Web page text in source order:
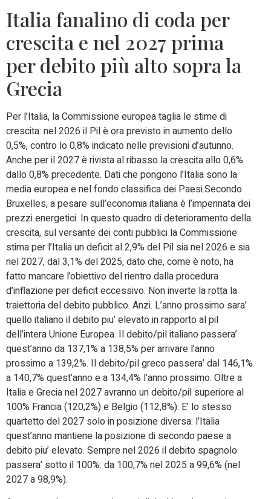
Italia fanalino di coda per
crescita e nel 2027 prima
per debito più alto sopra la
Grecia
Per l’Italia, la Commissione europea taglia le stime di
crescita: nel 2026 il Pil è ora previsto in aumento dello
0,5%, contro lo 0,8% indicato nelle previsioni d’autunno.
Anche per il 2027 è rivista al ribasso la crescita allo 0,6%
dallo 0,8% precedente. Dati che pongono l’Italia sono la
media europea e nel fondo classifica dei Paesi.Secondo
Bruxelles, a pesare sull’economia italiana è l’impennata dei
prezzi energetici. In questo quadro di deterioramento della
crescita, sul versante dei conti pubblici la Commissione
stima per l’Italia un deficit al 2,9% del Pil sia nel 2026 e sia
nel 2027, dal 3,1% del 2025, dato che, come è noto, ha
fatto mancare l’obiettivo del rientro dalla procedura
d’inflazione per deficit eccessivo. Non inverte la rotta la
traiettoria del debito pubblico. Anzi. L’anno prossimo sara’
quello italiano il debito piu’ elevato in rapporto al pil
dell’intera Unione Europea. Il debito/pil italiano passera’
quest’anno da 137,1% a 138,5% per arrivare l’anno
prossimo a 139,2%. Il debito/pil greco passera’ dal 146,1%
a 140,7% quest’anno e a 134,4% l’anno prossimo. Oltre a
Italia e Grecia nel 2027 avranno un debito/pil superiore al
100% Francia (120,2%) e Belgio (112,8%). E’ lo stesso
quartetto del 2027 solo in posizione diversa: l’Italia
quest’anno mantiene la posizione di secondo paese a
debito piu’ elevato. Sempre nel 2026 il debito spagnolo
passera’ sotto il 100%: da 100,7% nel 2025 a 99,6% (nel
2027 a 98,9%).